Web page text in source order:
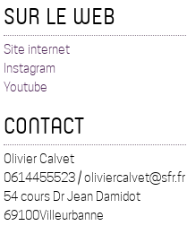
SUR LE WEB
Site internet
Instagram
Youtube
CONTACT
Olivier Calvet
0614455523 / oliviercalvet@sfr.fr
54 cours Dr Jean Damidot
69100Villeurbanne